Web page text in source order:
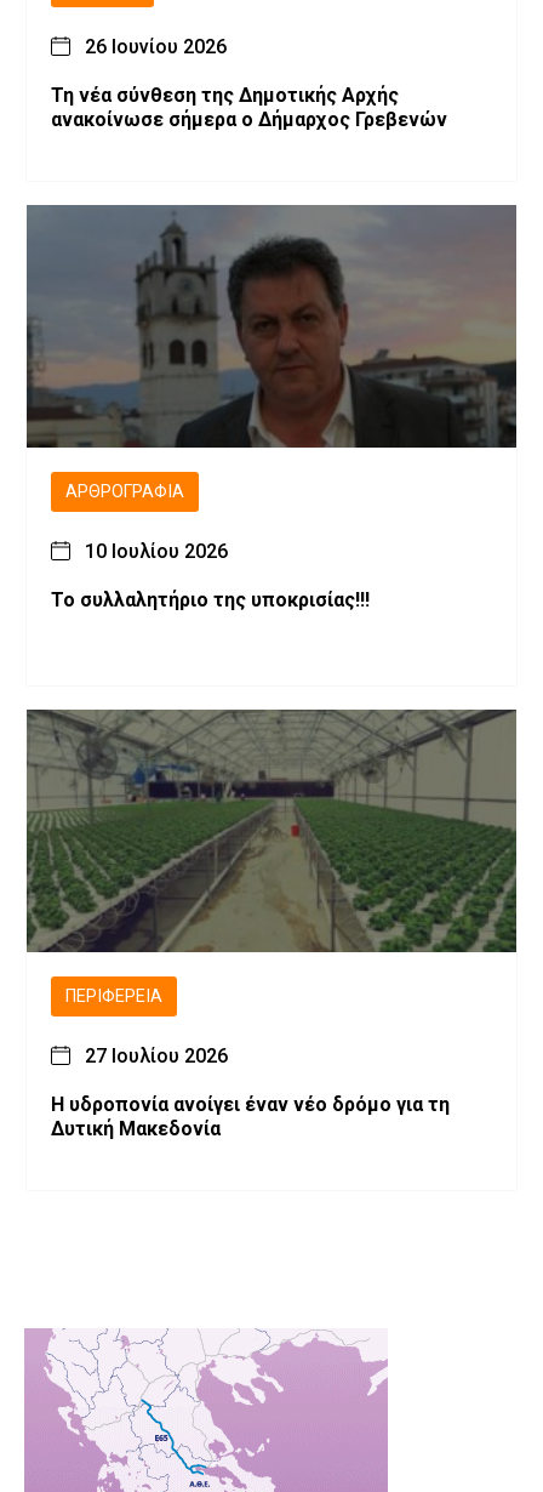
26 Ιουνίου 2026
Τη νέα σύνθεση της Δημοτικής Αρχής
ανακοίνωσε σήμερα ο Δήμαρχος Γρεβενών
ΑΡΘΡΟΓΡΑΦΊΑ
10 Ιουλίου 2026
Το συλλαλητήριο της υποκρισίας!!!
ΠΕΡΙΦΈΡΕΙΑ
27 Ιουλίου 2026
Η υδροπονία ανοίγει έναν νέο δρόμο για τη
Δυτική Μακεδονία